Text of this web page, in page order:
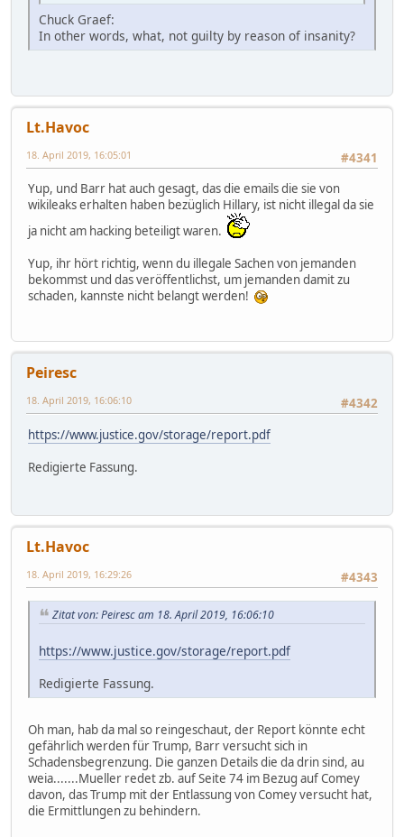
Chuck Graef:
In other words, what, not guilty by reason of insanity?
Lt.Havoc
#4341
18. April 2019, 16:05:01
Yup, und Barr hat auch gesagt, das die emails die sie von
wikileaks erhalten haben bezüglich Hillary, ist nicht illegal da sie
ja nicht am hacking beteiligt waren.
Yup, ihr hört richtig, wenn du illegale Sachen von jemanden
bekommst und das veröffentlichst, um jemanden damit zu
schaden, kannste nicht belangt werden!
Peiresc
#4342
18. April 2019, 16:06:10
https://www.justice.gov/storage/report.pdf
Redigierte Fassung.
Lt.Havoc
#4343
18. April 2019, 16:29:26
Zitat von: Peiresc am 18. April 2019, 16:06:10
https://www.justice.gov/storage/report.pdf
Redigierte Fassung.
Oh man, hab da mal so reingeschaut, der Report könnte echt
gefährlich werden für Trump, Barr versucht sich in
Schadensbegrenzung. Die ganzen Details die da drin sind, au
weia.......Mueller redet zb. auf Seite 74 im Bezug auf Comey
davon, das Trump mit der Entlassung von Comey versucht hat,
die Ermittlungen zu behindern.